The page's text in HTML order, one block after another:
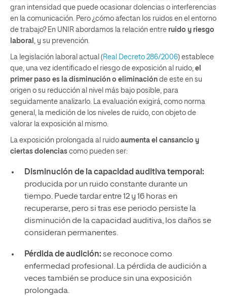
gran intensidad que puede ocasionar dolencias o interferencias
en la comunicación. Pero ¿cómo afectan los ruidos en el entorno
de trabajo? En UNIR abordamos la relación entre ruido y riesgo
laboral
, y su prevención.
La legislación laboral actual (Real Decreto 286/2006) establece
que, una vez identificado el riesgo de exposición al ruido, el
primer paso es la disminución o eliminación de este en su
origen o su reducción al nivel más bajo posible, para
seguidamente analizarlo. La evaluación exigirá, como norma
general, la medición de los niveles de ruido, con objeto de
valorar la exposición al mismo.
La exposición prolongada al ruido aumenta el cansancio y
ciertas dolencias como pueden ser:
Disminución de la capacidad auditiva temporal:
producida por un ruido constante durante un
tiempo. Puede tardar entre 12 y 16 horas en
recuperarse, pero si tras ese periodo persiste la
disminución de la capacidad auditiva, los daños se
consideran permanentes.
Pérdida de audición: se reconoce como
enfermedad profesional. La pérdida de audición a
veces también se produce sin una exposición
prolongada.